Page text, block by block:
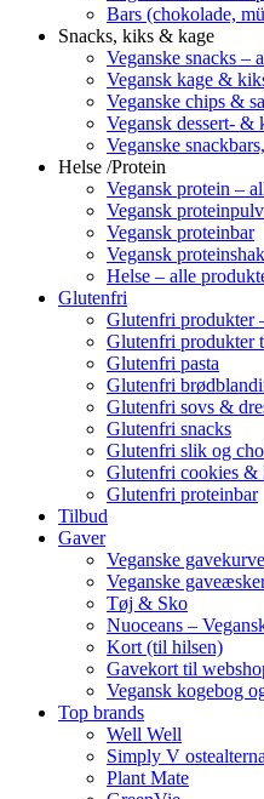
Bars (chokolade,
Snacks, kiks & kage
Veganske snacks –
Vegansk kage &
Veganske chips &
Vegansk dessert- &
Veganske
Helse /Protein
Vegansk protein –
Vegansk
Vegansk proteinbar
Vegansk
Helse – alle
Glutenfri
Glutenfri produkter
Glutenfri produkter
Glutenfri pasta
Glutenfri
Glutenfri sovs &
Glutenfri snacks
Glutenfri slik og
Glutenfri cookies &
Glutenfri proteinbar
Tilbud
Gaver
Veganske gavekurve
Veganske
Tøj & Sko
Nuoceans –
Kort (til hilsen)
Gavekort til
Vegansk kogebog
Top brands
Well Well
Simply V
Plant Mate